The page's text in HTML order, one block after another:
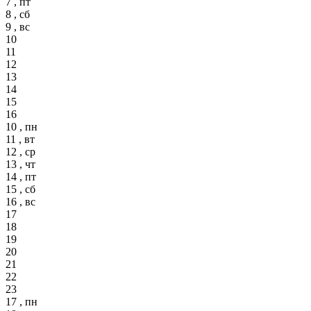
8 , сб
9 , вс
10
11
12
13
14
15
16
10 , пн
11 , вт
12 , ср
13 , чт
14 , пт
15 , сб
16 , вс
17
18
19
20
21
22
23
17 , пн